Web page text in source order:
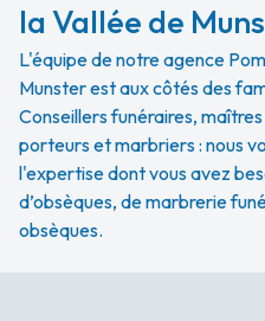
la Vallée de
L'équipe de notre agence
Munster est aux côtés des
Conseillers funéraires,
porteurs et marbriers : nous
l'expertise dont vous avez
d’obsèques, de marbrerie
obsèques.